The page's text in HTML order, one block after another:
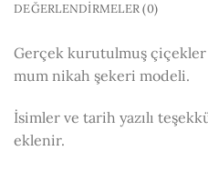
DEĞERLENDIRMELER (0)
Gerçek kurutulmuş çiçekler
mum nikah şekeri modeli.
İsimler ve tarih yazılı
eklenir.